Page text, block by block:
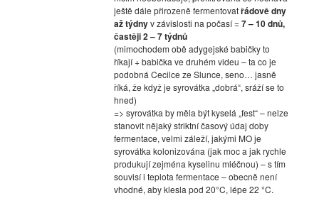
ještě dále přirozeně fermentovatřádově dny
až týdnyv závislosti na počasí =7 – 10 dnů,
častěji 2 – 7 týdnů
(mimochodem obě adygejské babičky to
říkají + babička ve druhém videu – ta co je
podobná Cecilce ze Slunce, seno… jasně
říká, že když je syrovátka „dobrá“, sráží se to
hned)
=> syrovátka by měla být kyselá „fest“ – nelze
stanovit nějaký striktní časový údaj doby
fermentace, velmi záleží, jakými MO je
syrovátka kolonizována (jak moc a jak rychle
produkují zejména kyselinu mléčnou) – s tím
souvisí i teplota fermentace – obecně není
vhodné, aby klesla pod 20°C, lépe 22 °C.